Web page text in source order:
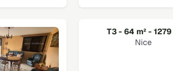
T3 - 64 m² -
Nice